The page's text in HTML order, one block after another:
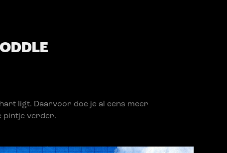
ligt. Daarvoor doe je al eens meer
pintje verder.